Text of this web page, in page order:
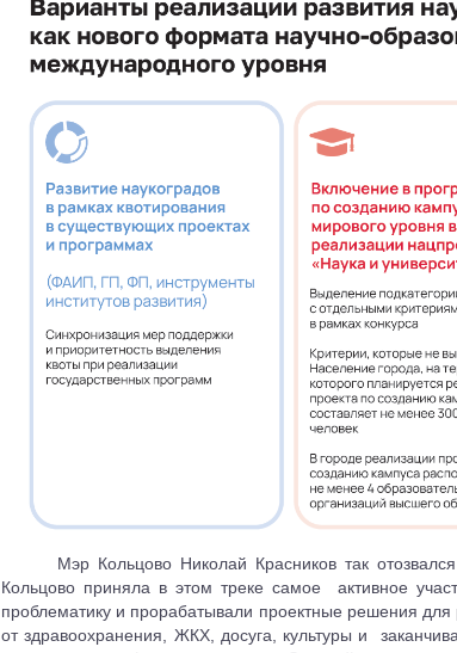
Мэр Кольцово Николай Красников так
Кольцово приняла в этом треке самое
активное
проблематику и прорабатывали проектные решения
от здравоохранения, ЖКХ, досуга, культуры и